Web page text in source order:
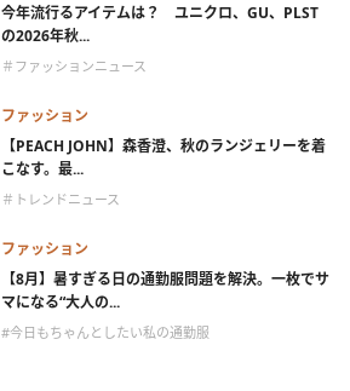
今年流行るアイテムは？ ユニクロ、GU、PLST
の2026年秋...
＃ファッションニュース
ファッション
【PEACH JOHN】森香澄、秋のランジェリーを着
こなす。最...
＃トレンドニュース
ファッション
【8月】暑すぎる日の通勤服問題を解決。一枚でサ
マになる“大人の...
#今日もちゃんとしたい私の通勤服